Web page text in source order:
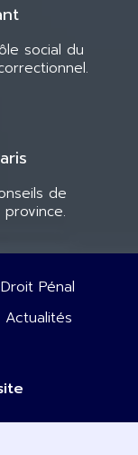
social du
de
Droit Pénal
Actualités